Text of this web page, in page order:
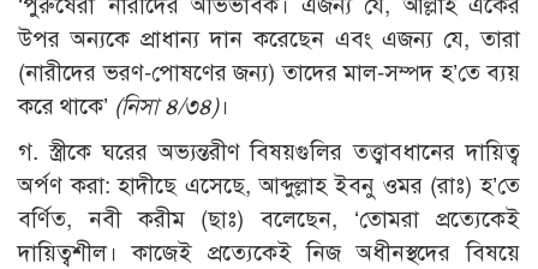
‘পুরুষেরা নারীদের অভিভাবক। এজন্য যে, আল্লাহ একের
উপর অন্যকে প্রাধান্য দান করেছেন এবং এজন্য যে, তারা
(নারীদের ভরণ-পোষণের জন্য) তাদের মাল-সম্পদ হ’তে ব্যয়
করে থাকে’ (নিসা ৪/৩৪)।
গ. স্ত্রীকে ঘরের অভ্যন্তরীণ বিষয়গুলির তত্ত্বাবধানের দায়িত্ব
অর্পণ করা: হাদীছে এসেছে, আব্দুল্লাহ ইবনু ওমর (রাঃ) হ’তে
বর্ণিত, নবী করীম (ছাঃ) বলেছেন, ‘তোমরা প্রত্যেকেই
দায়িত্বশীল। কাজেই প্রত্যেকেই নিজ অধীনস্থদের বিষয়ে